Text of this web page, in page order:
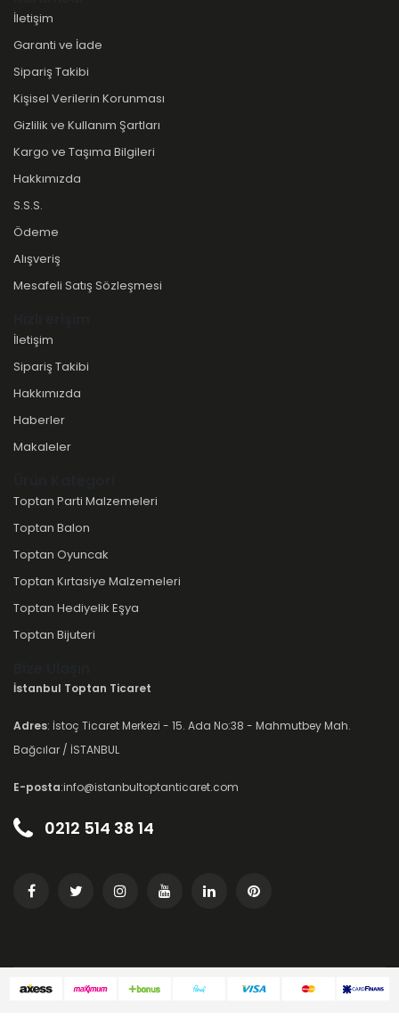
İletişim
Garanti ve İade
Sipariş Takibi
Kişisel Verilerin Korunması
Gizlilik ve Kullanım Şartları
Kargo ve Taşıma Bilgileri
Hakkımızda
S.S.S.
Ödeme
Alışveriş
Mesafeli Satış Sözleşmesi
İletişim
Sipariş Takibi
Hakkımızda
Haberler
Makaleler
Toptan Parti Malzemeleri
Toptan Balon
Toptan Oyuncak
Toptan Kırtasiye Malzemeleri
Toptan Hediyelik Eşya
Toptan Bijuteri
İstanbul Toptan Ticaret
Adres: İstoç Ticaret Merkezi - 15. Ada No:38 - Mahmutbey Mah.
Bağcılar / İSTANBUL
E-posta:info@istanbultoptanticaret.com
0212 514 38 14